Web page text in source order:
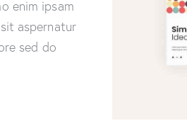
enim ipsam
aspernatur
sed do